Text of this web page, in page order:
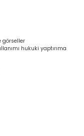
görseller
hukuki yaptırıma